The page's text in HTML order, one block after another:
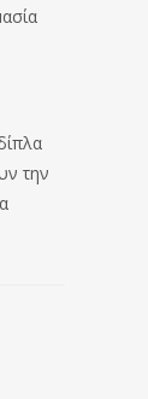
την